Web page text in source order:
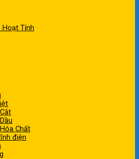
Hoạt Tính
Chất
điện